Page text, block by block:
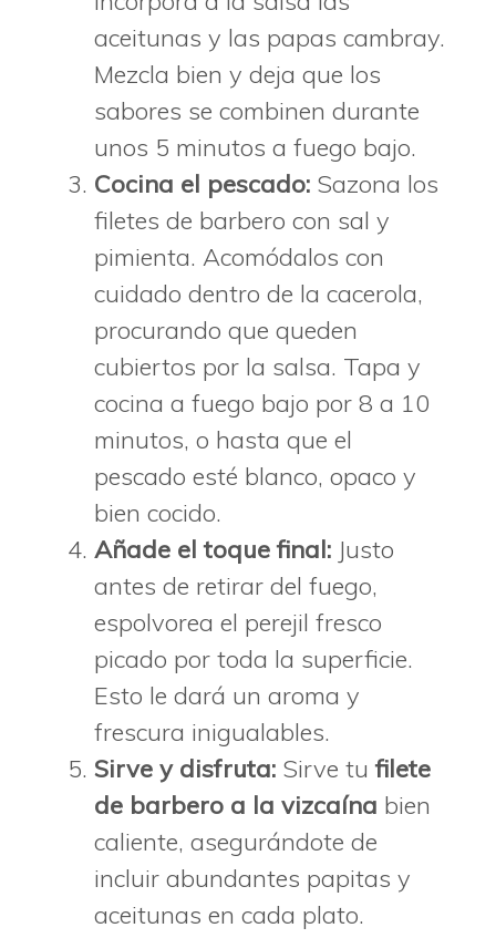
aceitunas y las papas cambray.
Mezcla bien y deja que los
sabores se combinen durante
unos 5 minutos a fuego bajo.
Cocina el pescado: Sazona los
filetes de barbero con sal y
pimienta. Acomódalos con
cuidado dentro de la cacerola,
procurando que queden
cubiertos por la salsa. Tapa y
cocina a fuego bajo por 8 a 10
minutos, o hasta que el
pescado esté blanco, opaco y
bien cocido.
Añade el toque final: Justo
antes de retirar del fuego,
espolvorea el perejil fresco
picado por toda la superficie.
Esto le dará un aroma y
frescura inigualables.
Sirve y disfruta: Sirve tufilete
de barbero a la vizcaína bien
caliente, asegurándote de
incluir abundantes papitas y
aceitunas en cada plato.